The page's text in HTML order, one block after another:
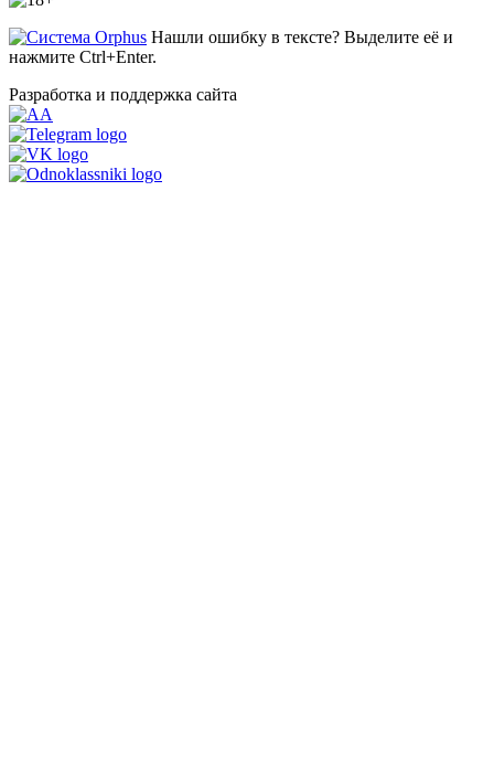
Нашли ошибку в тексте? Выделите её и
нажмите Ctrl+Enter.
Разработка и поддержка сайта